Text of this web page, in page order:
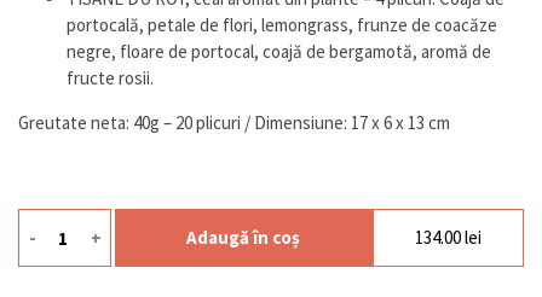
portocală, petale de flori, lemongrass, frunze de coacăze
negre, floare de portocal, coajă de bergamotă, aromă de
fructe rosii.
Greutate neta: 40g – 20 plicuri / Dimensiune: 17 x 6 x 13 cm
Cantitate Ceai Versailles Plic
- + Adaugă în coș 134.00lei